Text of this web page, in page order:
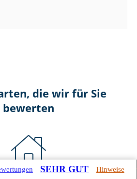
die wir für Sie
bewerten
SEHR GUT Hinweise